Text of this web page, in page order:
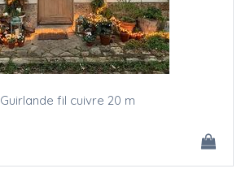
Guirlande fil cuivre 20 m